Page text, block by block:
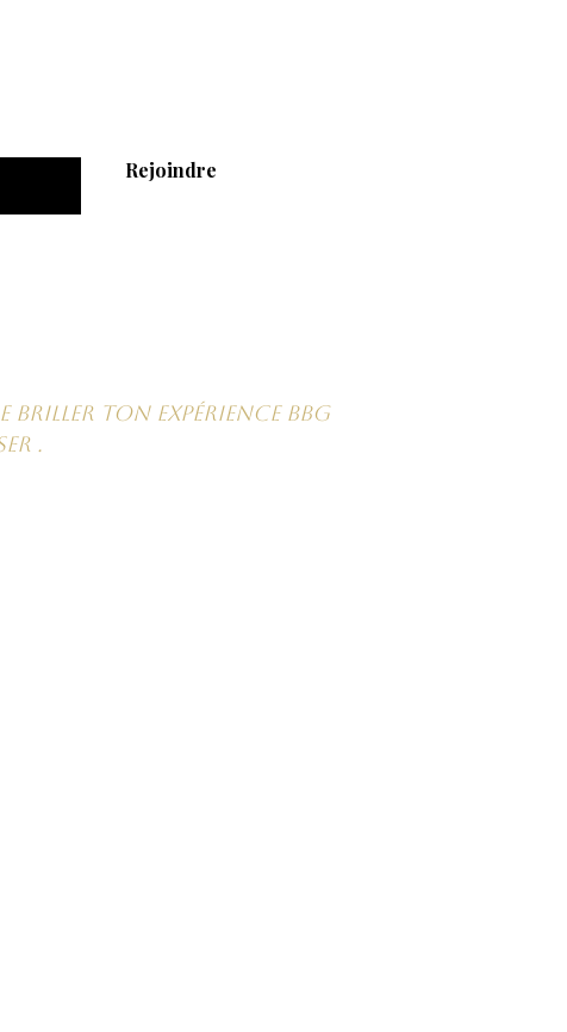
Rejoindre
ton expérience BBG
.